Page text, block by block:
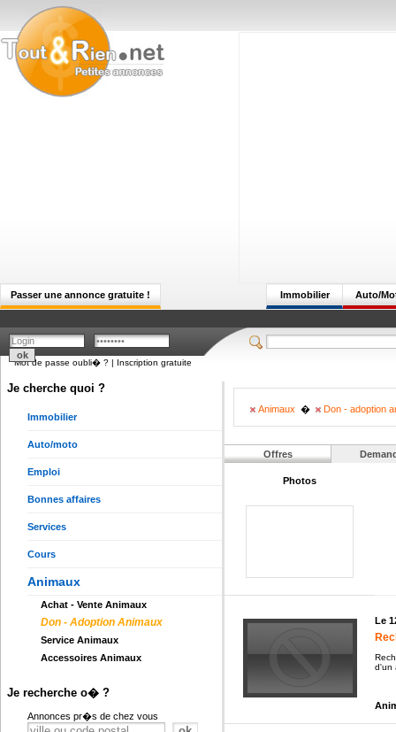
Passer une annonce gratuite ! Auto/
Immobilier
Mot de passe oubli� ? | Inscription gratuite
Je cherche quoi ?
Immobilier
Auto/moto
Emploi
Bonnes affaires
Services
Cours
Animaux
Achat - Vente Animaux
Don - Adoption Animaux
Service Animaux
Accessoires Animaux
Je recherche o� ?
Annonces pr�s de chez vous
Animaux � Don - adoption
Offres
Photos
Le
d'un